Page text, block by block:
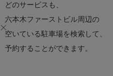
どのサービスも、
六本木ファーストビル周辺の
空いている駐車場を検索して、
予約することができます。